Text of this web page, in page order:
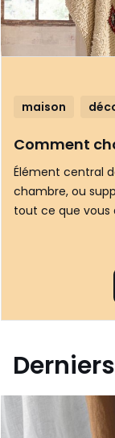
maison
Comment
Élément central
chambre, ou
tout ce que vous